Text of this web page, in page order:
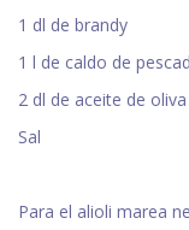
1 dl de brandy
1 l de caldo de
2 dl de aceite de
Sal
Para el alioli marea